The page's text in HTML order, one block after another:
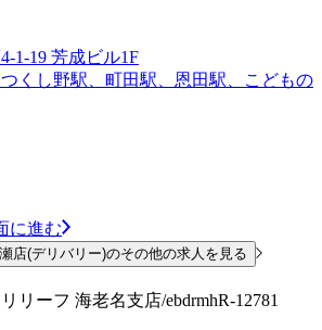
1-19 芳成ビル1F
くし野駅、町田駅、恩田駅、こどもの
に進む
店(デリバリー)のその他の求人を見る
リーフ 海老名支店/ebdrmhR-12781